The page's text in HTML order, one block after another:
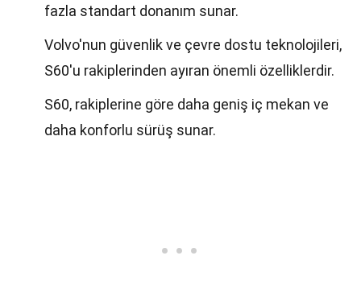
fazla standart donanım sunar.
Volvo'nun güvenlik ve çevre dostu teknolojileri,
S60'u rakiplerinden ayıran önemli özelliklerdir.
S60, rakiplerine göre daha geniş iç mekan ve
daha konforlu sürüş sunar.